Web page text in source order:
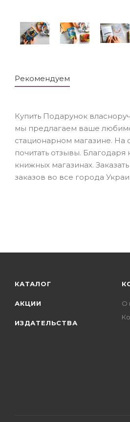
Рекомендуем
Купить Подарунок
мы предлагаем ваше
стационарном магазине. На
почитать отзывы.
книжных магазинах.
заказов во все города
КАТАЛОГ
АКЦИИ
ИЗДАТЕЛЬСТВА
О